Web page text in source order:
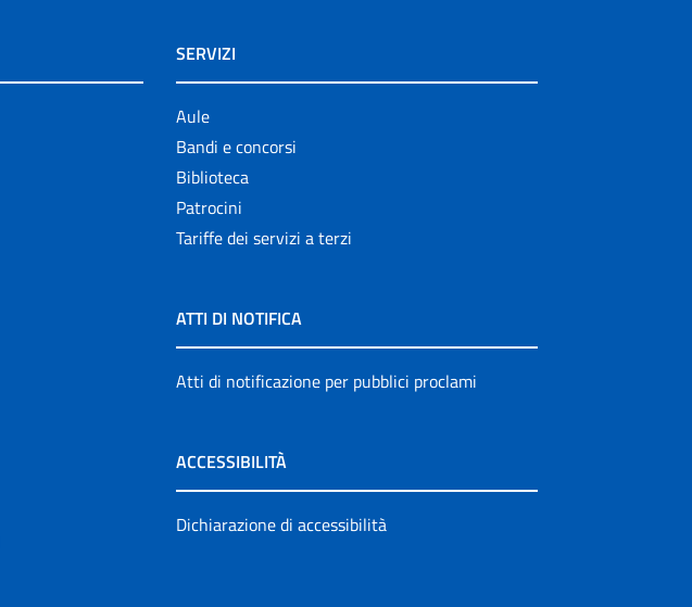
SERVIZI
Aule
Bandi e concorsi
Biblioteca
Patrocini
Tariffe dei servizi a terzi
ATTI DI NOTIFICA
Atti di notificazione per pubblici proclami
ACCESSIBILITÀ
Dichiarazione di accessibilità